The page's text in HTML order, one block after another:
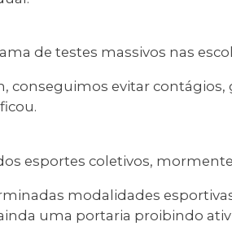
de testes massivos nas
conseguimos evitar contágios,
esportes coletivos,
modalidades
uma portaria proibindo